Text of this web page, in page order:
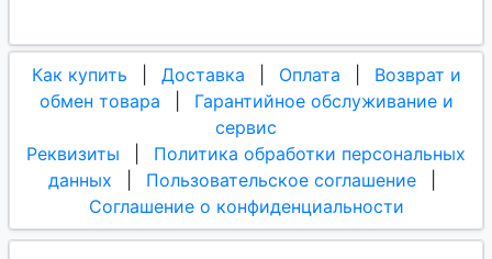
Как купить Доставка Оплата
Возврат и
обмен товара
Гарантийное обслуживание и
сервис
Реквизиты
Политика обработки персональных
данных
Пользовательское соглашение
Соглашение о конфиденциальности